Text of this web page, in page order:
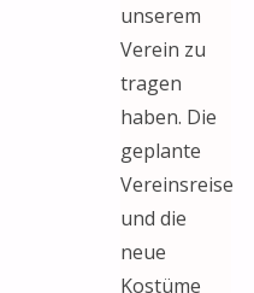
unserem
Verein zu
tragen
haben. Die
geplante
Vereinsreise
und die
neue
Kostüme